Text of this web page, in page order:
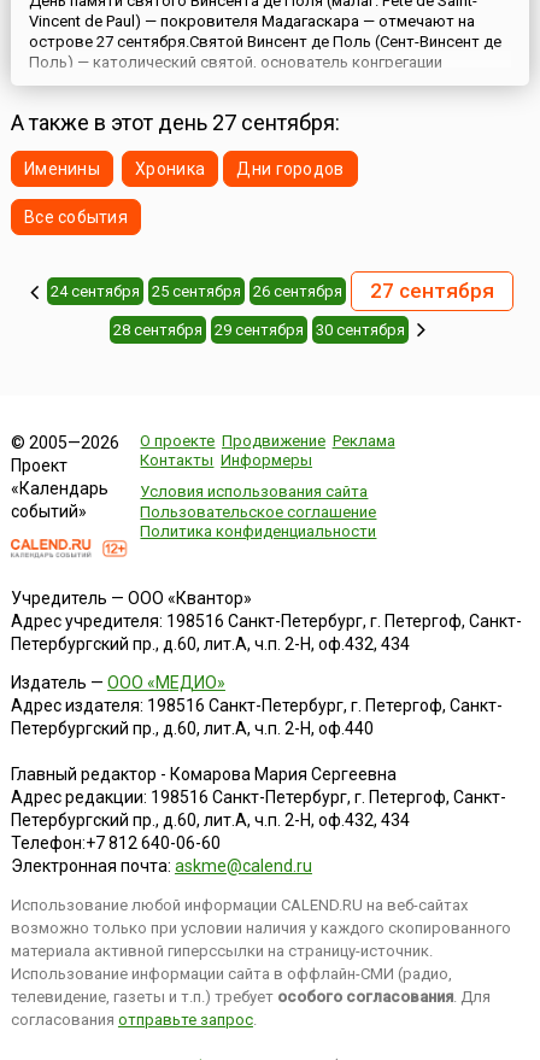
Vincent de Paul) — покровителя Мадагаскара — отмечают на
острове 27 сентября.Святой Винсент де Поль (Сент-Винсент де
Поль) — католический святой, основатель конгрегации
лазаристов и конгрегации дочерей милосердия. Он родился в
священником в возрасте до 20 лет. Пять лет спустя, во врем...
А также в этот день 27 сентября:
Именины Хроника Дни городов
Все события
24 сентября 25 сентября 26 сентября 27 сентября
28 сентября 29 сентября 30 сентября
© 2005—2026
Проект
«Календарь
событий»
О проекте Продвижение Реклама
Контакты Информеры
Условия использования сайта
Пользовательское соглашение
Политика конфиденциальности
Учредитель — ООО «Квантор»
Адрес учредителя: 198516 Санкт-Петербург, г. Петергоф, Санкт-
Петербургский пр., д.60, лит.А, ч.п. 2-Н, оф.432, 434
Издатель — ООО «МЕДИО»
Адрес издателя: 198516 Санкт-Петербург, г. Петергоф, Санкт-
Петербургский пр., д.60, лит.А, ч.п. 2-Н, оф.440
Главный редактор - Комарова Мария Сергеевна
Адрес редакции: 198516 Санкт-Петербург, г. Петергоф, Санкт-
Петербургский пр., д.60, лит.А, ч.п. 2-Н, оф.432, 434
Телефон:+7 812 640-06-60
Электронная почта: askme@calend.ru
Использование любой информации CALEND.RU на веб-сайтах
возможно только при условии наличия у каждого скопированного
материала активной гиперссылки на страницу-источник.
Использование информации сайта в оффлайн-СМИ (радио,
телевидение, газеты и т.п.) требует особого согласования. Для
согласования отправьте запрос.